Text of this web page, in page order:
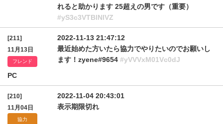
れると助かります 25超えの男です（重要）
#yS3c3VTBlNlVZ
[211]
11月13日
フレンド
PC
2022-11-13 21:47:12
最近始めた方いたら協力でやりたいのでお願いし
ます！zyene#9654 #yVVVxM01Vc0dJ
[210]
11月04日
協力
2022-11-04 20:43:01
表示期限切れ